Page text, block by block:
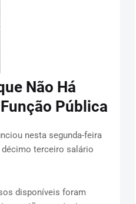
Não Há
Pública
nesta segunda-feira
terceiro salário
disponíveis foram